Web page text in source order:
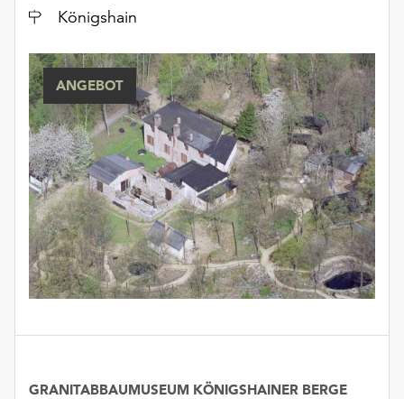
die
„Auswählen“.
Weitere
Informationen
finden
Sie
unserer
Datenschutzerklärung
oder
dem
Impressum
Ort
Königshain
ANGEBOT
GRANITABBAUMUSEUM KÖNIGSHAINER BERGE